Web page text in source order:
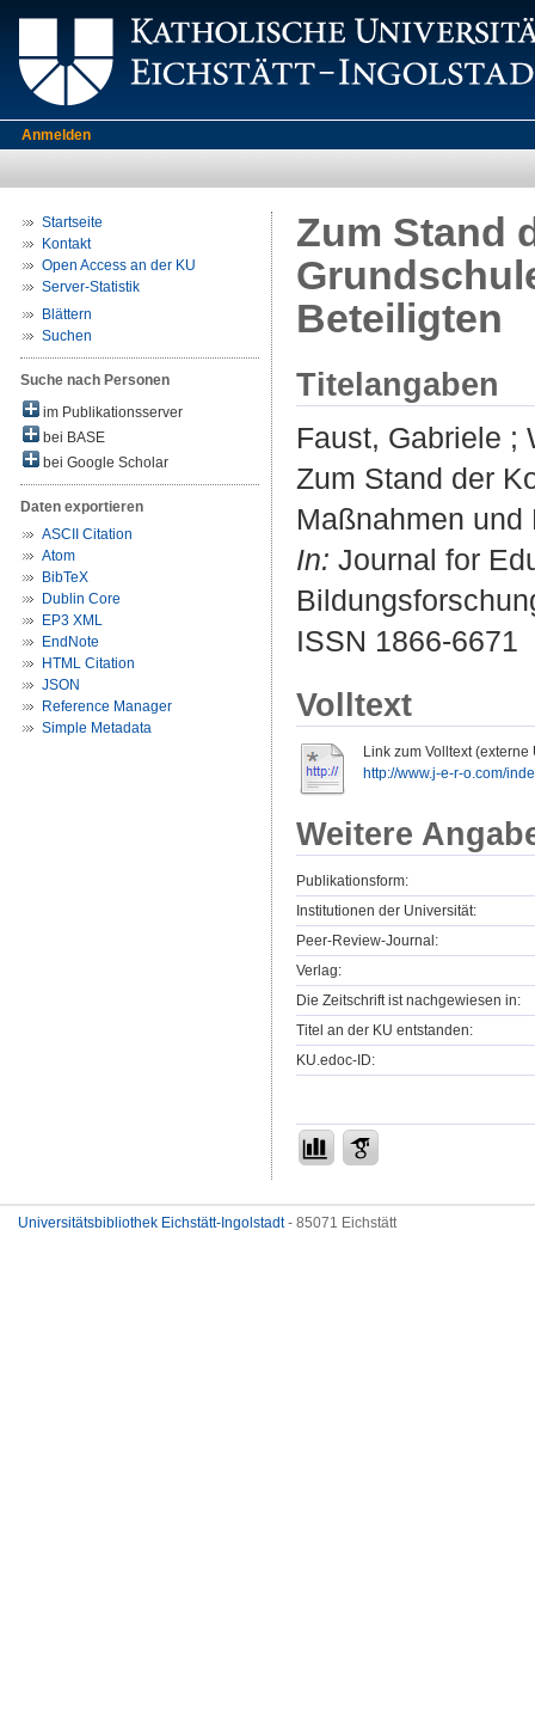
Anmelden
Startseite
Kontakt
Open Access an der KU
Server-Statistik
Blättern
Suchen
Suche nach Personen
im Publikationsserver
bei BASE
bei Google Scholar
Daten exportieren
ASCII Citation
Atom
BibTeX
Dublin Core
EP3 XML
EndNote
HTML Citation
JSON
Reference Manager
Simple Metadata
Zum Stand
Beteiligten
Titelangaben
Faust, Gabriele ;
Zum Stand der
Maßnahmen
In: Journal for
ISSN 1866-6671
Volltext
Link zum Volltext (externe
http://www.j-e-r-o.com/
Weitere
Publikationsform:
Institutionen der Universität:
Peer-Review-Journal:
Verlag:
Die Zeitschrift ist nachgewiesen in:
Titel an der KU entstanden:
KU.edoc-ID:
Universitätsbibliothek Eichstätt-Ingolstadt- 85071 Eichstätt